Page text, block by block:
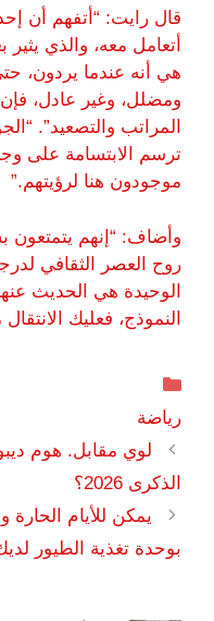
قال رايت: “أتفهم أن
أتعامل معه، والذي
هي أنه عندما يردون،
ومضلل، وغير عادل،
المراتب والتصعيد”.
ترسم الابتسامة على
موجودون هنا لرؤيتهم.”
وأضاف: “إنهم يتمتعون
روح العصر الثقافي
الوحيدة هي الحديث
النموذج، فعليك
رياضة
لوي مقابل. هوم
الذكرى 2026؟
يمكن للأيام
بوحدة تغذية الطيور